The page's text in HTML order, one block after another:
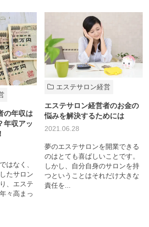
の年収は
年収アッ
はなく、
たサロン
、エステ
々高まっ
エステサロン経営
エステサロン経営者のお金の
悩みを解決するためには
2021.06.28
夢のエステサロンを開業できる
のはとても喜ばしいことです。
しかし、自分自身のサロンを持
つということはそれだけ大きな
責任を...